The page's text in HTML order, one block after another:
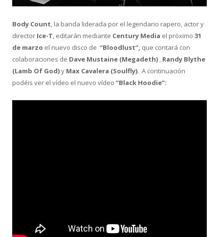
Body Count, la banda liderada por el legendario rapero, actor y
director Ice-T, editarán mediante Century Media el próximo 31
de marzo el nuevo disco de “Bloodlust”, que contará con
colaboraciones de Dave Mustaine (Megadeth) , Randy Blythe
(Lamb Of God)y Max Cavalera (Soulfly). A continuación
podéis ver el vídeo el nuevo vídeo “Black Hoodie”: